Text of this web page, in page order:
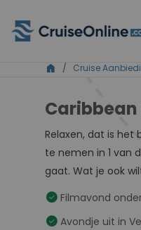
home / Cruise
Caribbean
Relaxen, dat is
te nemen in 1 van
gaat. Wat je ook
check_circle Filmavond
check_circle Avondje uit in